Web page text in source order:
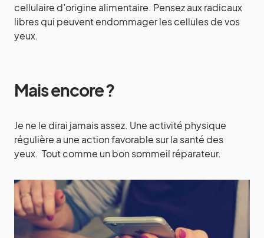
cellulaire d’origine alimentaire. Pensez aux radicaux
libres qui peuvent endommager les cellules de vos
yeux.
Mais encore ?
Je ne le dirai jamais assez. Une activité physique
régulière a une action favorable sur la santé des
yeux. Tout comme un bon sommeil réparateur.